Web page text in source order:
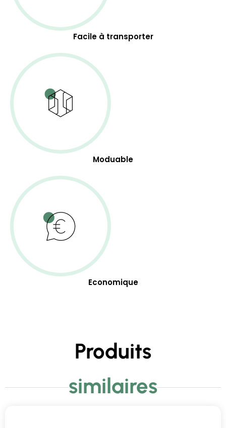
Facile à transporter
Moduable
Economique
Produits
similaires